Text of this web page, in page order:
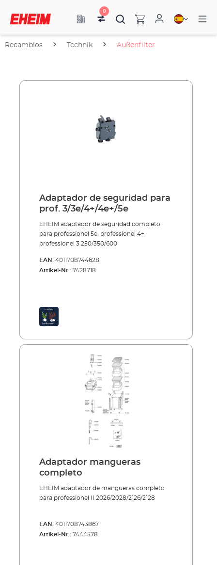
0
Recambios Technik Außenfilter
Adaptador de seguridad para
prof. 3/3e/4+/4e+/5e
EHEIM adaptador de seguridad completo
para professionel 5e, professionel 4+,
professionel 3 250/350/600
EAN: 4011708744628
Artikel-Nr.: 7428718
Adaptador mangueras
completo
EHEIM adaptador de mangueras completo
para professionel II 2026/2028/2126/2128
EAN: 4011708743867
Artikel-Nr.: 7444578